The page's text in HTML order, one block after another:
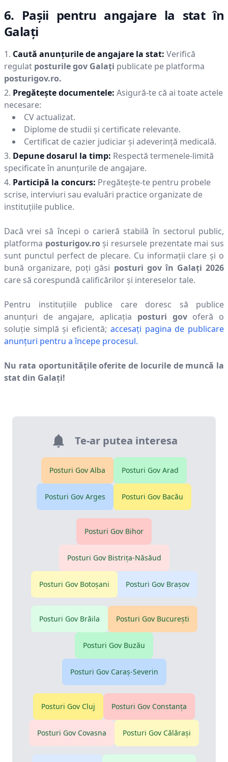
6. Pașii pentru angajare la stat în
Galaţi
Caută anunțurile de angajare la stat: Verifică
regulat posturile gov Galaţi publicate pe platforma
posturigov.ro.
Pregătește documentele: Asigură-te că ai toate actele
necesare:
CV actualizat.
Diplome de studii și certificate relevante.
Certificat de cazier judiciar și adeverință medicală.
Depune dosarul la timp: Respectă termenele-limită
specificate în anunțurile de angajare.
Participă la concurs: Pregătește-te pentru probele
scrise, interviuri sau evaluări practice organizate de
instituțiile publice.
Dacă vrei să începi o carieră stabilă în sectorul public,
platforma posturigov.roși resursele prezentate mai sus
sunt punctul perfect de plecare. Cu informații clare și o
bună organizare, poți găsi posturi gov în Galaţi 2026
care să corespundă calificărilor și intereselor tale.
Pentru instituțiile publice care doresc să publice
anunțuri de angajare, aplicația posturi govoferă o
soluție simplă și eficientă; accesați pagina de publicare
anunțuri pentru a începe procesul.
Nu rata oportunitățile oferite de locurile de muncă la
stat din Galaţi!
Te-ar putea interesa
Posturi Gov Alba Posturi Gov Arad
Posturi Gov Arges Posturi Gov Bacău
Posturi Gov Bihor
Posturi Gov Bistriţa-Năsăud
Posturi Gov Botoşani Posturi Gov Braşov
Posturi Gov Brăila Posturi Gov Bucureşti
Posturi Gov Buzău
Posturi Gov Caraş-Severin
Posturi Gov Cluj Posturi Gov Constanţa
Posturi Gov Covasna Posturi Gov Călăraşi